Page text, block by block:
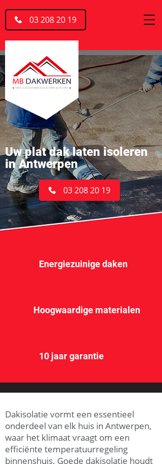
03 208 20 19
Uw plat dak laten isoleren
in Antwerpen
03 208 20 19
Energiezuinige daken
Hoogwaardige materialen
10 jaar garantie
Dakisolatie vormt een essentieel
onderdeel van elk huis in Antwerpen,
waar het klimaat vraagt om een
efficiënte temperatuurregeling
binnenshuis. Goede dakisolatie houdt